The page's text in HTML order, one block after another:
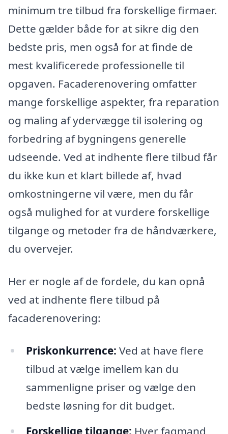
minimum tre tilbud fra forskellige firmaer.
Dette gælder både for at sikre dig den
bedste pris, men også for at finde de
mest kvalificerede professionelle til
opgaven. Facaderenovering omfatter
mange forskellige aspekter, fra reparation
og maling af ydervægge til isolering og
forbedring af bygningens generelle
udseende. Ved at indhente flere tilbud får
du ikke kun et klart billede af, hvad
omkostningerne vil være, men du får
også mulighed for at vurdere forskellige
tilgange og metoder fra de håndværkere,
du overvejer.
Her er nogle af de fordele, du kan opnå
ved at indhente flere tilbud på
facaderenovering:
Priskonkurrence: Ved at have flere
tilbud at vælge imellem kan du
sammenligne priser og vælge den
bedste løsning for dit budget.
Forskellige tilgange: Hver fagmand